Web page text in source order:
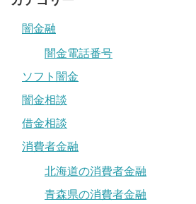
闇金融
闇金電話番号
ソフト闇金
闇金相談
借金相談
消費者金融
北海道の消費者金融
青森県の消費者金融